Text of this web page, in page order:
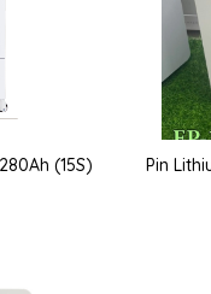
(15S)
Pin